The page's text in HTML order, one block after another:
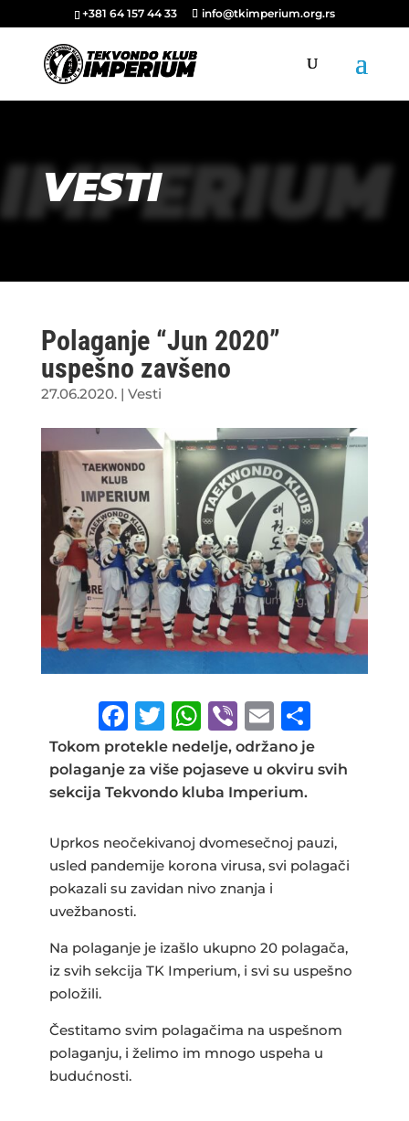
+381 64 157 44 33 info@tkimperium.org.rs
IMPERIUM
VESTI
Polaganje “Jun 2020”
uspešno zavšeno
27.06.2020.| Vesti
F
a
c
e
b
o
o
k
T
w
it
te
r
W
h
at
s
A
p
p
Vi
b
e
r
E
m
ai
l
h
ar
Tokom protekle nedelje, održano je
polaganje za više pojaseve u okviru svih
sekcija Tekvondo kluba Imperium.
Uprkos neočekivanoj dvomesečnoj pauzi,
usled pandemije korona virusa, svi polagači
pokazali su zavidan nivo znanja i
uvežbanosti.
Na polaganje je izašlo ukupno 20 polagača,
iz svih sekcija TK Imperium, i svi su uspešno
položili.
Čestitamo svim polagačima na uspešnom
polaganju, i želimo im mnogo uspeha u
budućnosti.